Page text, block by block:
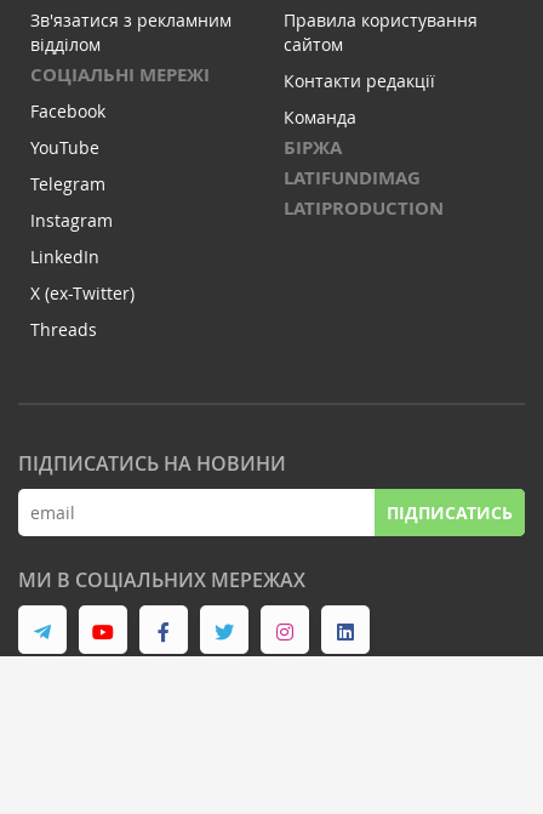
Зв'язатися з рекламним
відділом
СОЦІАЛЬНІ МЕРЕЖІ
Facebook
YouTube
Telegram
Instagram
LinkedIn
X (ex-Twitter)
Threads
Правила користування
сайтом
Контакти редакції
Команда
БІРЖА
LATIFUNDIMAG
LATIPRODUCTION
ПІДПИСАТИСЬ НА НОВИНИ
ПІДПИСАТИСЬ
МИ В СОЦІАЛЬНИХ МЕРЕЖАХ